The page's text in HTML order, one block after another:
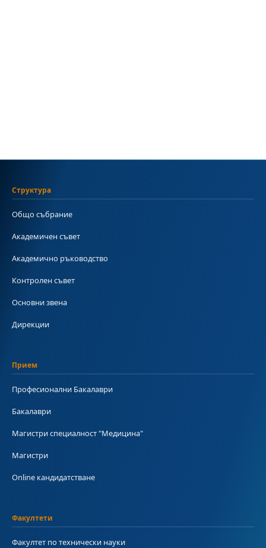
Структура
Общо събрание
Академичен съвет
Академично ръководство
Контролен съвет
Основни звена
Дирекции
Прием
Професионални Бакалаври
Бакалаври
Магистри специалност "Медицина"
Магистри
Online кандидатстване
Факултети
Факултет по технически науки